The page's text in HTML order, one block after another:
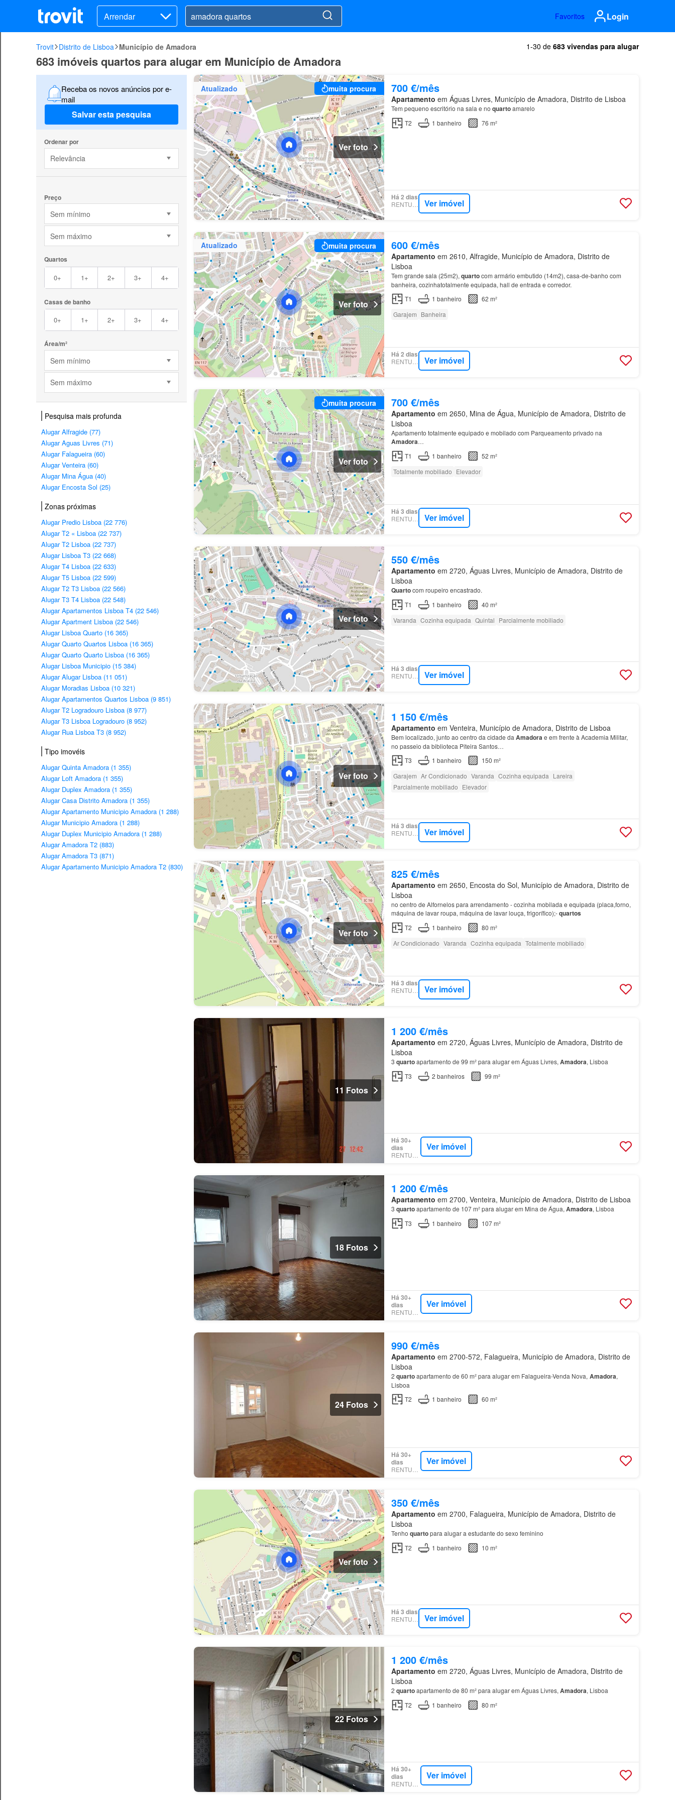
Arrendar Favoritos Login
Trovit Distrito de Lisboa Município de Amadora 1-30 de 683 vivendas para alugar
683 imóveis quartos para alugar em Município de Amadora
Receba os novos anúncios por e-
mail
Salvar esta pesquisa
Ordenar por
Relevância
Preço
Sem mínimo
Sem máximo
Quartos
0+ 1+ 2+ 3+ 4+
Casas de banho
0+ 1+ 2+ 3+ 4+
Área/m²
Sem mínimo
Sem máximo
Pesquisa mais profunda
Alugar Alfragide (77)
Alugar Aguas Livres (71)
Alugar Falagueira (60)
Alugar Venteira (60)
Alugar Mina Água (40)
Alugar Encosta Sol (25)
Zonas próximas
Alugar Predio Lisboa (22 776)
Alugar T2 « Lisboa (22 737)
Alugar T2 Lisboa (22 737)
Alugar Lisboa T3 (22 668)
Alugar T4 Lisboa (22 633)
Alugar T5 Lisboa (22 599)
Alugar T2 T3 Lisboa (22 566)
Alugar T3 T4 Lisboa (22 548)
Alugar Apartamentos Lisboa T4 (22 546)
Alugar Apartment Lisboa (22 546)
Alugar Lisboa Quarto (16 365)
Alugar Quarto Quartos Lisboa (16 365)
Alugar Quarto Quarto Lisboa (16 365)
Alugar Lisboa Municipio (15 384)
Alugar Alugar Lisboa (11 051)
Alugar Moradias Lisboa (10 321)
Alugar Apartamentos Quartos Lisboa (9 851)
Alugar T2 Logradouro Lisboa (8 977)
Alugar T3 Lisboa Logradouro (8 952)
Alugar Rua Lisboa T3 (8 952)
Tipo imovéis
Alugar Quinta Amadora (1 355)
Alugar Loft Amadora (1 355)
Alugar Duplex Amadora (1 355)
Alugar Casa Distrito Amadora (1 355)
Alugar Apartamento Municipio Amadora (1 288)
Alugar Municipio Amadora (1 288)
Alugar Duplex Municipio Amadora (1 288)
Alugar Amadora T2 (883)
Alugar Amadora T3 (871)
Alugar Apartamento Municipio Amadora T2 (830)
Atualizado muita procura
Ver foto
700 €/mês
Apartamento em Águas Livres, Município de Amadora, Distrito de Lisboa
Tem pequeno escritório na sala e no quartoamarelo
T2
1 banheiro 76 m²
Há 2 dias
RENTUMO Ver imóvel
Atualizado muita procura
Ver foto
600 €/mês
Apartamento em 2610, Alfragide, Município de Amadora, Distrito de
Lisboa
Tem grande sala (25m2), quartocom armário embutido (14m2), casa-de-banho com
banheira, cozinhatotalmente equipada, hall de entrada e corredor.
T1
1 banheiro
62 m²
Garajem Banheira
Há 2 dias
RENTUMO Ver imóvel
muita procura
Ver foto
700 €/mês
Apartamento em 2650, Mina de Água, Município de Amadora, Distrito de
Lisboa
Apartamento totalmente equipado e mobilado com Parqueamento privado na
Amadora…
T1
1 banheiro
52 m²
Totalmente mobiliado Elevador
Há 3 dias
RENTUMO Ver imóvel
Ver foto
550 €/mês
Apartamento em 2720, Águas Livres, Município de Amadora, Distrito de
Lisboa
Quartocom roupeiro encastrado.
T1
1 banheiro
40 m²
Varanda Cozinha equipada Quintal Parcialmente mobiliado
Há 3 dias
RENTUMO Ver imóvel
Ver foto
1 150 €/mês
Apartamento em Venteira, Município de Amadora, Distrito de Lisboa
Bem localizado, junto ao centro da cidade da Amadorae em frente à Academia Militar,
no passeio da biblioteca Piteira Santos…
T3
1 banheiro
150 m²
Garajem Ar Condicionado Varanda Cozinha equipada Lareira
Parcialmente mobiliado Elevador
Há 3 dias
RENTUMO Ver imóvel
Ver foto
825 €/mês
Apartamento em 2650, Encosta do Sol, Município de Amadora, Distrito de
Lisboa
no centro de Alfornelos para arrendamento - cozinha mobilada e equipada (placa,forno,
máquina de lavar roupa, máquina de lavar louça, frigorífico);-quartos
T2 1 banheiro
80 m²
Ar Condicionado Varanda Cozinha equipada Totalmente mobiliado
Há 3 dias
RENTUMO Ver imóvel
11 Fotos
1 200 €/mês
Apartamento em 2720, Águas Livres, Município de Amadora, Distrito de
Lisboa
3 quartoapartamento de 99 m² para alugar em Águas Livres, Amadora, Lisboa
T3
2 banheiros 99 m²
Há 30+
dias
Ver imóvel
18 Fotos
1 200 €/mês
Apartamento em 2700, Venteira, Município de Amadora, Distrito de Lisboa
3 quartoapartamento de 107 m² para alugar em Mina de Água, Amadora, Lisboa
T3
1 banheiro 107 m²
Há 30+
dias
Ver imóvel
24 Fotos
990 €/mês
Apartamento em 2700-572, Falagueira, Município de Amadora, Distrito de
Lisboa
2 quartoapartamento de 60 m² para alugar em Falagueira-Venda Nova, Amadora,
Lisboa
T2
1 banheiro 60 m²
Há 30+
dias
Ver imóvel
Ver foto
350 €/mês
Apartamento em 2700, Falagueira, Município de Amadora, Distrito de
Lisboa
Tenho quartopara alugar a estudante do sexo feminino
T2
1 banheiro 10 m²
Há 3 dias
Ver imóvel
22 Fotos
1 200 €/mês
Apartamento em 2720, Águas Livres, Município de Amadora, Distrito de
Lisboa
2 quartoapartamento de 80 m² para alugar em Águas Livres, Amadora, Lisboa
T2
1 banheiro 80 m²
Há 30+
dias
Ver imóvel